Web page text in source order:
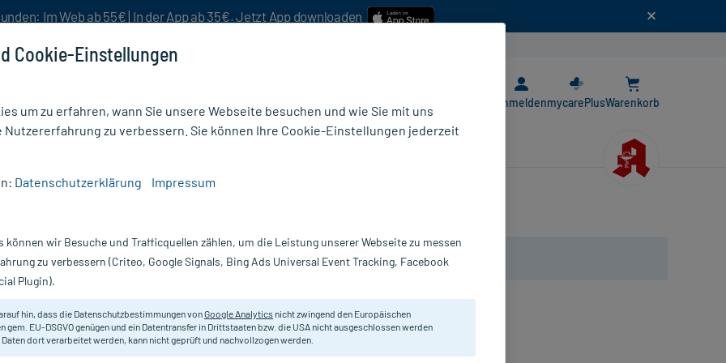
Im Web ab 55€ | In der App ab 35€. Jetzt App downloaden
AnmeldenmycarePlusWarenkorb
Nur für kurze Zeit:Gratis-Versand* ab 19€ Mindestbestellwert!
Sonnen-
Vichy
Mattierender Sonnenschutz für normale bis Mischhaut.
Cookie-Einstellungen
um zu erfahren, wann Sie unsere Webseite besuchen und wie Sie mit uns
Nutzererfahrung zu verbessern. Sie können Ihre Cookie-Einstellungen jederzeit
Datenschutzerklärung Impressum
können wir Besuche und Trafficquellen zählen, um die Leistung unserer Webseite zu messen
zu verbessern (Criteo, Google Signals, Bing Ads Universal Event Tracking, Facebook
Plugin).
hin, dass die Datenschutzbestimmungen vonGoogle Analytics nicht zwingend den Europäischen
gem. EU-DSGVO genügen und ein Datentransfer in Drittstaaten bzw. die USA nicht ausgeschlossen werden
Daten dort verarbeitet werden, kann nicht geprüft und nachvollzogen werden.